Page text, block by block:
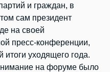
и граждан, в
сам президент
на своей
пресс-конференции,
итоги уходящего года.
на форуме было